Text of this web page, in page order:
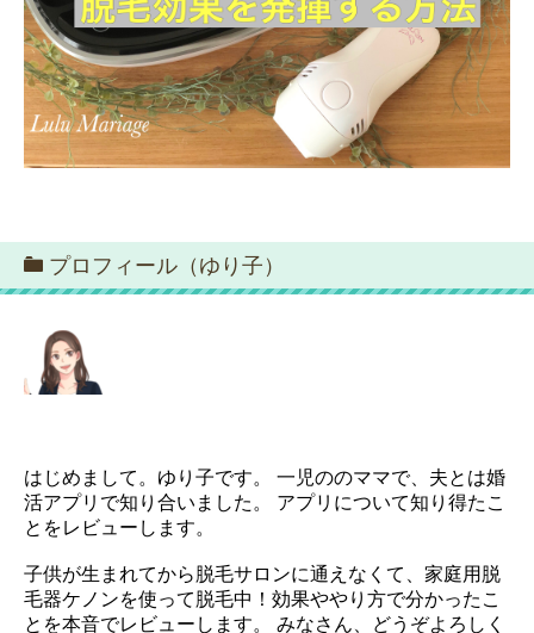
プロフィール（ゆり子）
はじめまして。ゆり子です。 一児ののママで、夫とは婚
活アプリで知り合いました。 アプリについて知り得たこ
とをレビューします。
子供が生まれてから脱毛サロンに通えなくて、家庭用脱
毛器ケノンを使って脱毛中！効果ややり方で分かったこ
とを本音でレビューします。 みなさん、どうぞよろしく